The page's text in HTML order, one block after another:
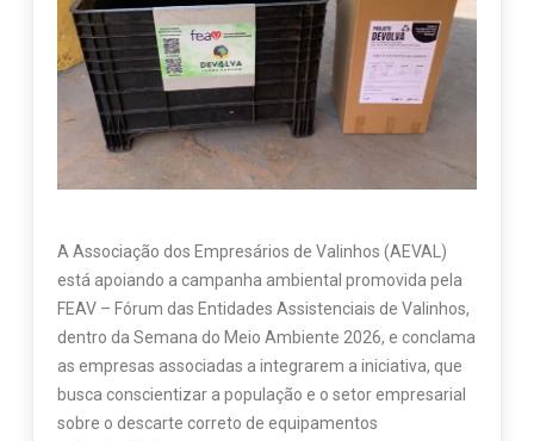
A Associação dos Empresários de Valinhos (AEVAL)
está apoiando a campanha ambiental promovida pela
FEAV – Fórum das Entidades Assistenciais de Valinhos,
dentro da Semana do Meio Ambiente 2026, e conclama
as empresas associadas a integrarem a iniciativa, que
busca conscientizar a população e o setor empresarial
sobre o descarte correto de equipamentos